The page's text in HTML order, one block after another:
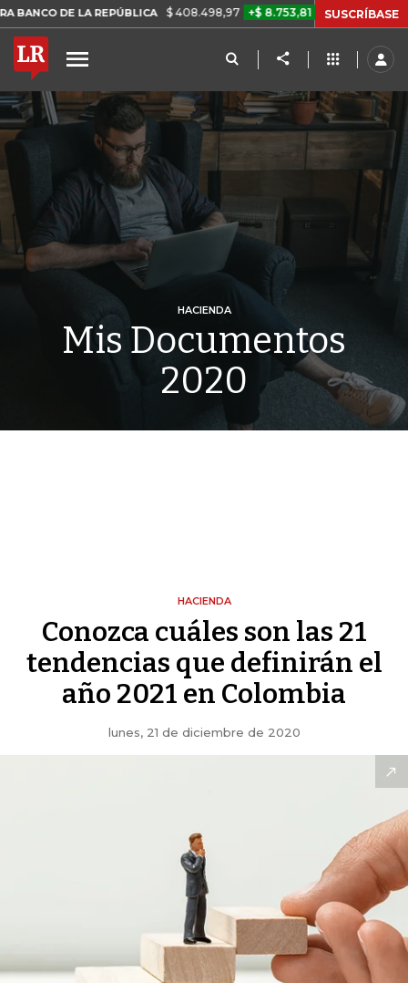
LA REPÚBLICA $ 408.498,97 +$ 8.753,81 +2,19% TASA DE
SUSCRÍBASE
HACIENDA
Mis Documentos
2020
HACIENDA
Conozca cuáles son las 21
tendencias que definirán el
año 2021 en Colombia
lunes, 21 de diciembre de 2020